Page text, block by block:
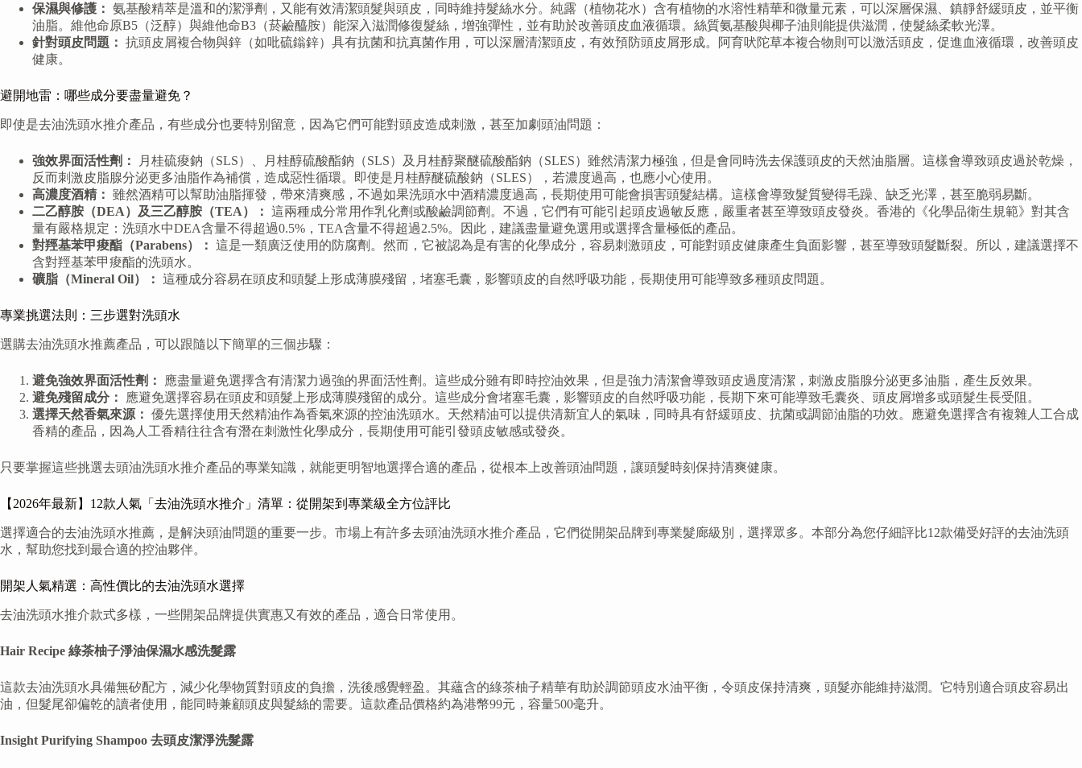
保濕與修護： 氨基酸精萃是溫和的潔淨劑，又能有效清潔頭髮與頭皮，同時維持髮絲水分。純露（植物花水）含有植物的水溶性精華和微量元素，可以深層保濕、鎮靜舒緩頭皮，並平衡
油脂。維他命原B5（泛醇）與維他命B3（菸鹼醯胺）能深入滋潤修復髮絲，增強彈性，並有助於改善頭皮血液循環。絲質氨基酸與椰子油則能提供滋潤，使髮絲柔軟光澤。
針對頭皮問題： 抗頭皮屑複合物與鋅（如吡硫鎓鋅）具有抗菌和抗真菌作用，可以深層清潔頭皮，有效預防頭皮屑形成。阿育吠陀草本複合物則可以激活頭皮，促進血液循環，改善頭皮
健康。
避開地雷：哪些成分要盡量避免？
即使是去油洗頭水推介產品，有些成分也要特別留意，因為它們可能對頭皮造成刺激，甚至加劇頭油問題：
強效界面活性劑：
月桂硫痠鈉（SLS）、月桂醇硫酸酯鈉（SLS）及月桂醇聚醚硫酸酯鈉（SLES）雖然清潔力極強，但是會同時洗去保護頭皮的天然油脂層。這樣會導致頭皮過於乾燥，
反而刺激皮脂腺分泌更多油脂作為補償，造成惡性循環。即使是月桂醇醚硫酸鈉（SLES），若濃度過高，也應小心使用。
高濃度酒精： 雖然酒精可以幫助油脂揮發，帶來清爽感，不過如果洗頭水中酒精濃度過高，長期使用可能會損害頭髮結構。這樣會導致髮質變得毛躁、缺乏光澤，甚至脆弱易斷。
二乙醇胺（DEA）及三乙醇胺（TEA）： 這兩種成分常用作乳化劑或酸鹼調節劑。不過，它們有可能引起頭皮過敏反應，嚴重者甚至導致頭皮發炎。香港的《化學品衛生規範》對其含
量有嚴格規定：洗頭水中DEA含量不得超過0.5%，TEA含量不得超過2.5%。因此，建議盡量避免選用或選擇含量極低的產品。
對羥基苯甲痠酯（Parabens）： 這是一類廣泛使用的防腐劑。然而，它被認為是有害的化學成分，容易刺激頭皮，可能對頭皮健康產生負面影響，甚至導致頭髮斷裂。所以，建議選擇不
含對羥基苯甲痠酯的洗頭水。
礦脂（Mineral Oil）： 這種成分容易在頭皮和頭髮上形成薄膜殘留，堵塞毛囊，影響頭皮的自然呼吸功能，長期使用可能導致多種頭皮問題。
專業挑選法則：三步選對洗頭水
選購去油洗頭水推薦產品，可以跟隨以下簡單的三個步驟：
避免強效界面活性劑：
應盡量避免選擇含有清潔力過強的界面活性劑。這些成分雖有即時控油效果，但是強力清潔會導致頭皮過度清潔，刺激皮脂腺分泌更多油脂，產生反效果。
避免殘留成分：
應避免選擇容易在頭皮和頭髮上形成薄膜殘留的成分。這些成分會堵塞毛囊，影響頭皮的自然呼吸功能，長期下來可能導致毛囊炎、頭皮屑增多或頭髮生長受阻。
選擇天然香氣來源： 優先選擇使用天然精油作為香氣來源的控油洗頭水。天然精油可以提供清新宜人的氣味，同時具有舒緩頭皮、抗菌或調節油脂的功效。應避免選擇含有複雜人工合成
香精的產品，因為人工香精往往含有潛在刺激性化學成分，長期使用可能引發頭皮敏感或發炎。
只要掌握這些挑選去頭油洗頭水推介產品的專業知識，就能更明智地選擇合適的產品，從根本上改善頭油問題，讓頭髮時刻保持清爽健康。
【2026年最新】12款人氣「去油洗頭水推介」清單：從開架到專業級全方位評比
選擇適合的去油洗頭水推薦，是解決頭油問題的重要一步。市場上有許多去頭油洗頭水推介產品，它們從開架品牌到專業髮廊級別，選擇眾多。本部分為您仔細評比12款備受好評的去油洗頭
水，幫助您找到最合適的控油夥伴。
開架人氣精選：高性價比的去油洗頭水選擇
去油洗頭水推介款式多樣，一些開架品牌提供實惠又有效的產品，適合日常使用。
Hair Recipe 綠茶柚子淨油保濕水感洗髮露
這款去油洗頭水具備無矽配方，減少化學物質對頭皮的負擔，洗後感覺輕盈。其蘊含的綠茶柚子精華有助於調節頭皮水油平衡，令頭皮保持清爽，頭髮亦能維持滋潤。它特別適合頭皮容易出
油，但髮尾卻偏乾的讀者使用，能同時兼顧頭皮與髮絲的需要。這款產品價格約為港幣99元，容量500毫升。
Insight Purifying Shampoo 去頭皮潔淨洗髮露